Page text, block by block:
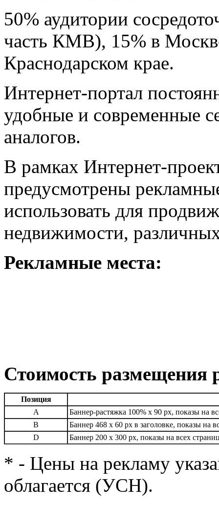
50% аудитории
часть КМВ), 15% в
Краснодарском крае.
Интернет-портал
удобные и современные
аналогов.
В рамках Интернет-
предусмотрены
использовать для
недвижимости,
Рекламные места:
Стоимость размещения
Позиция
A
Баннер-растяжка 100% х 90 px, показы на
B
Баннер 468 х 60 px в заголовке, показы на
D
Баннер 200 x 300 px, показы на всех
* - Цены на рекламу
облагается (УСН).